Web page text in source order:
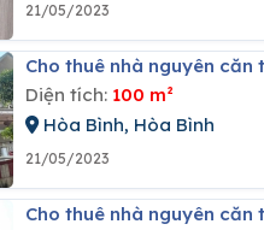
21/05/2023
Cho thuê nhà nguyên
Diện tích: 100 m²
Hòa Bình, Hòa Bình
21/05/2023
Cho thuê nhà nguyên